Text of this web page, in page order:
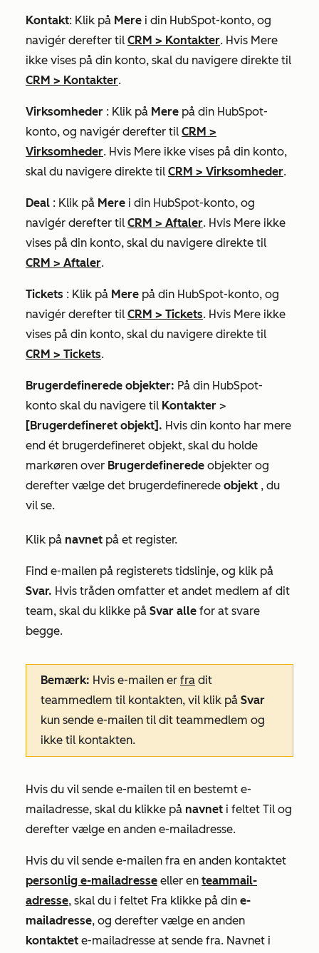
Kontakt: Klik på Mere i din HubSpot-konto, og
navigér derefter til CRM > Kontakter. Hvis Mere
ikke vises på din konto, skal du navigere direkte til
CRM > Kontakter.
Virksomheder : Klik på Mere på din HubSpot-
konto, og navigér derefter til CRM >
Virksomheder. Hvis Mere ikke vises på din konto,
skal du navigere direkte til CRM > Virksomheder.
Deal : Klik på Mere i din HubSpot-konto, og
navigér derefter til CRM > Aftaler. Hvis Mere ikke
vises på din konto, skal du navigere direkte til
CRM > Aftaler.
Tickets : Klik på Mere på din HubSpot-konto, og
navigér derefter til CRM > Tickets. Hvis Mere ikke
vises på din konto, skal du navigere direkte til
CRM > Tickets.
Brugerdefinerede objekter: På din HubSpot-
konto skal du navigere til Kontakter >
[Brugerdefineret objekt]. Hvis din konto har mere
end ét brugerdefineret objekt, skal du holde
markøren over Brugerdefinerede objekter og
derefter vælge det brugerdefinerede objekt , du
vil se.
Klik på navnet på et register.
Find e-mailen på registerets tidslinje, og klik på
Svar. Hvis tråden omfatter et andet medlem af dit
team, skal du klikke på Svar alle for at svare
begge.
Bemærk: Hvis e-mailen er fra dit
teammedlem til kontakten, vil klik på Svar
kun sende e-mailen til dit teammedlem og
ikke til kontakten.
Hvis du vil sende e-mailen til en bestemt e-
mailadresse, skal du klikke på navnet i feltet Til og
derefter vælge en anden e-mailadresse.
Hvis du vil sende e-mailen fra en anden kontaktet
personlig e-mailadresse eller en teammail-
adresse, skal du i feltet Fra klikke på din e-
mailadresse, og derefter vælge en anden
kontaktet e-mailadresse at sende fra. Navnet i